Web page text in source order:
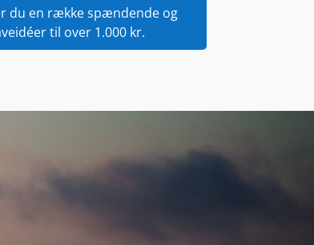
du en række spændende og
til over 1.000 kr.